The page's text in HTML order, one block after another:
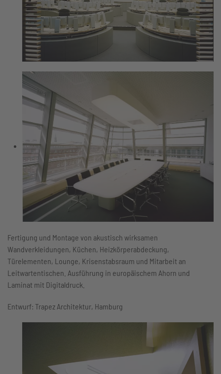
Fertigung und Montage von akustisch wirksamen
Wandverkleidungen, Küchen, Heizkörperabdeckung,
Türelementen, Lounge, Krisenstabsraum und Mitarbeit an
Leitwartentischen. Ausführung in europäischem Ahorn und
Laminat mit Digitaldruck.
Entwurf: Trapez Architektur, Hamburg